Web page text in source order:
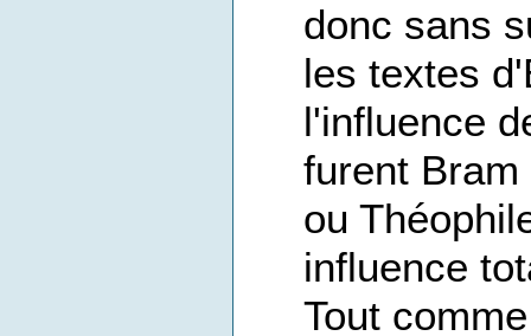
donc sans
les textes
l'influence
furent
ou
influence
Tout